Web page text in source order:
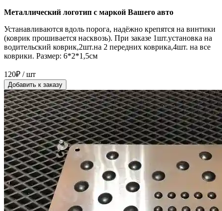
Металлический логотип с маркой Вашего авто
Устанавливаются вдоль порога, надёжно крепятся на винтики
(коврик прошивается насквозь). При заказе 1шт.установка на
водительский коврик,2шт.на 2 передних коврика,4шт. на все
коврики. Размер: 6*2*1,5см
120₽ / шт
Добавить к заказу